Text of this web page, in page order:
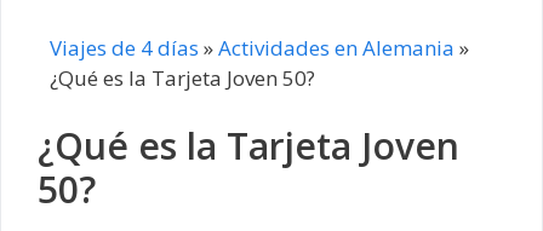
Viajes de 4 días »Actividades en Alemania »
¿Qué es la Tarjeta Joven 50?
¿Qué es la Tarjeta Joven
50?